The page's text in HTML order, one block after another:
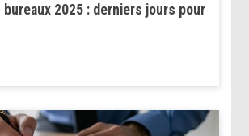
bureaux 2025 : derniers jours pour